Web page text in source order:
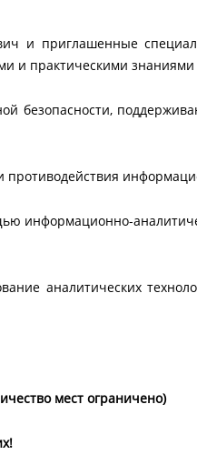
и приглашенные
и практическими
информационно-
аналитических
мест ограничено)